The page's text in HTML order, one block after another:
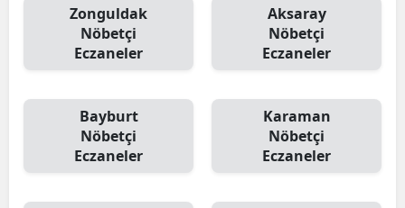
Zonguldak
Nöbetçi
Eczaneler
Aksaray
Nöbetçi
Eczaneler
Bayburt
Nöbetçi
Eczaneler
Karaman
Nöbetçi
Eczaneler